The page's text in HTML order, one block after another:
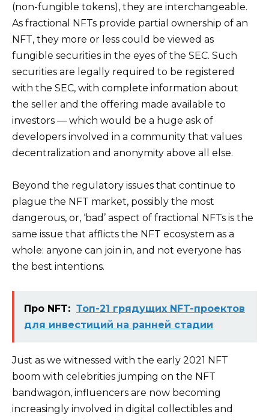
(non-fungible tokens), they are interchangeable.
As fractional NFTs provide partial ownership of an
NFT, they more or less could be viewed as
fungible securities in the eyes of the SEC. Such
securities are legally required to be registered
with the SEC, with complete information about
the seller and the offering made available to
investors — which would be a huge ask of
developers involved in a community that values
decentralization and anonymity above all else.
Beyond the regulatory issues that continue to
plague the NFT market, possibly the most
dangerous, or, ‘bad’ aspect of fractional NFTs is the
same issue that afflicts the NFT ecosystem as a
whole: anyone can join in, and not everyone has
the best intentions.
Про NFT: Топ-21 грядущих NFT-проектов
для инвестиций на ранней стадии
Just as we witnessed with the early 2021 NFT
boom with celebrities jumping on the NFT
bandwagon, influencers are now becoming
increasingly involved in digital collectibles and